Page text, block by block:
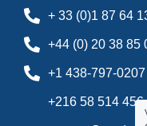
+ 33 (0)1 87 64
+44 (0) 20 38 85
+1 438-797-0207
+216 58 514 456